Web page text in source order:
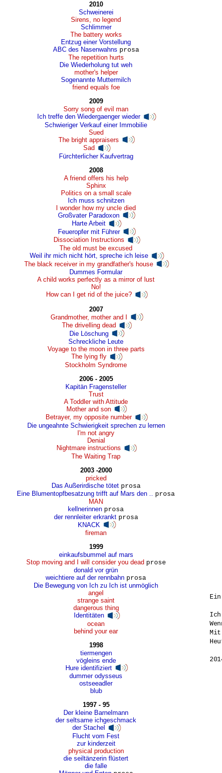
2010
Schweinerei
Sirens, no legend
Schlimmer
The battery works
Entzug einer Vorstellung
ABC des Nasenwahns prosa
The repetition hurts
Die Wiederholung tut weh
mother's helper
Sogenannte Muttermilch
friend equals foe
2009
Sorry song of evil man
Ich treffe den Wiedergaenger wieder
Schwieriger Verkauf einer Immobilie
Sued
The bright appraisers
Sad
Fürchterlicher Kaufvertrag
2008
A friend offers his help
Sphinx
Politics on a small scale
Ich muss schnitzen
I wonder how my uncle died
Großvater Paradoxon
Harte Arbeit
Feueropfer mit Führer
Dissociation Instructions
The old must be excused
Weil ihr mich nicht hört, spreche ich leise
The black receiver in my grandfather's house
Dummes Formular
A child works perfectly as a mirror of lust
No!
How can I get rid of the juice?
2007
Grandmother, mother and I
The drivelling dead
Die Löschung
Schreckliche Leute
Voyage to the moon in three parts
The lying fly
Stockholm Syndrome
2006 - 2005
Kapitän Fragensteller
Trust
A Toddler with Attitude
Mother and son
Betrayer, my opposite number
Die ungeahnte Schwierigkeit sprechen zu lernen
I'm not angry
Denial
Nightmare instructions
The Waiting Trap
2003 -2000
pricked
Das Außerirdische tötet prosa
Eine Blumentopfbesatzung trifft auf Mars den ..
prosa
MAN
kellnerinnen prosa
der rennleiter erkrankt prosa
KNACK
fireman
1999
einkaufsbummel auf mars
Stop moving and I will consider you dead prose
donald vor grün
weichtiere auf der rennbahn prosa
Die Bewegung von Ich zu Ich ist unmöglich
angel
strange saint
dangerous thing
Identitäten
ocean
behind your ear
1998
tiermengen
vögleins ende
Hure identifiziert
dummer odysseus
ostseeadler
blub
1997 - 95
Der kleine Barnelmann
der seltsame ichgeschmack
der Stachel
Flucht vom Fest
zur kinderzeit
physical production
die seiltänzerin flüstert
die falle
Ich